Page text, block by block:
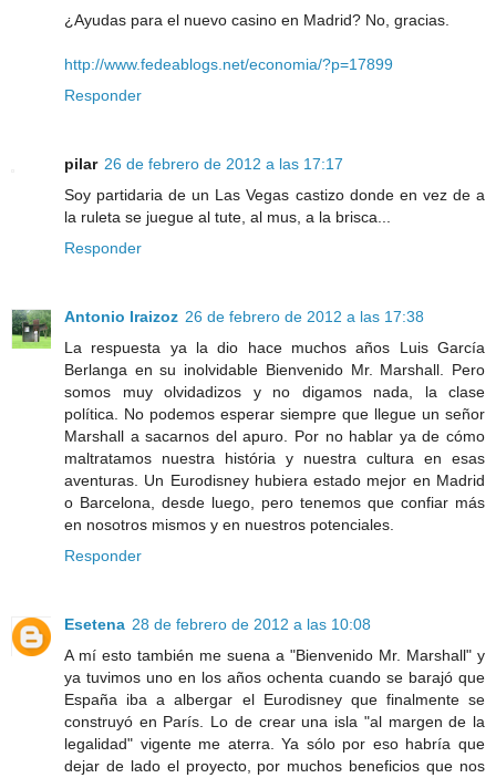
¿Ayudas para el nuevo casino en Madrid? No, gracias.
http://www.fedeablogs.net/economia/?p=17899
Responder
pilar 26 de febrero de 2012 a las 17:17
Soy partidaria de un Las Vegas castizo donde en vez de a
la ruleta se juegue al tute, al mus, a la brisca...
Responder
Antonio Iraizoz 26 de febrero de 2012 a las 17:38
La respuesta ya la dio hace muchos años Luis García
Berlanga en su inolvidable Bienvenido Mr. Marshall. Pero
somos muy olvidadizos y no digamos nada, la clase
política. No podemos esperar siempre que llegue un señor
Marshall a sacarnos del apuro. Por no hablar ya de cómo
maltratamos nuestra história y nuestra cultura en esas
aventuras. Un Eurodisney hubiera estado mejor en Madrid
o Barcelona, desde luego, pero tenemos que confiar más
en nosotros mismos y en nuestros potenciales.
Responder
Esetena 28 de febrero de 2012 a las 10:08
A mí esto también me suena a "Bienvenido Mr. Marshall" y
ya tuvimos uno en los años ochenta cuando se barajó que
España iba a albergar el Eurodisney que finalmente se
construyó en París. Lo de crear una isla "al margen de la
legalidad" vigente me aterra. Ya sólo por eso habría que
dejar de lado el proyecto, por muchos beneficios que nos